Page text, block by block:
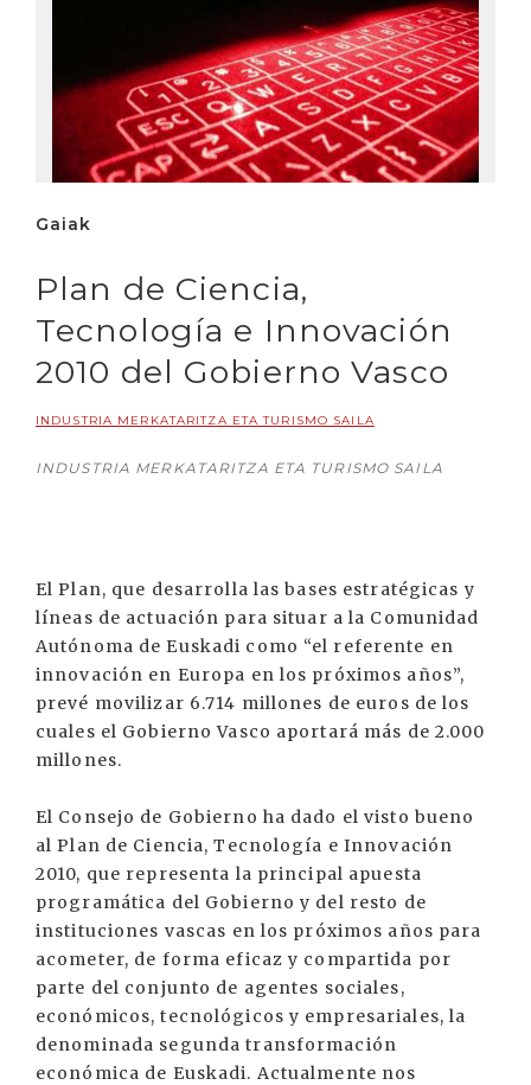
Gaiak
Plan de Ciencia,
Tecnología e Innovación
2010 del Gobierno Vasco
INDUSTRIA MERKATARITZA ETA TURISMO SAILA
INDUSTRIA MERKATARITZA ETA TURISMO SAILA
El Plan, que desarrolla las bases estratégicas y
líneas de actuación para situar a la Comunidad
Autónoma de Euskadi como “el referente en
innovación en Europa en los próximos años”,
prevé movilizar 6.714 millones de euros de los
cuales el Gobierno Vasco aportará más de 2.000
millones.
El Consejo de Gobierno ha dado el visto bueno
al Plan de Ciencia, Tecnología e Innovación
2010, que representa la principal apuesta
programática del Gobierno y del resto de
instituciones vascas en los próximos años para
acometer, de forma eficaz y compartida por
parte del conjunto de agentes sociales,
económicos, tecnológicos y empresariales, la
denominada segunda transformación
económica de Euskadi. Actualmente nos